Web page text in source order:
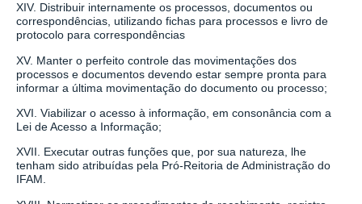
XIV. Distribuir internamente os processos, documentos ou
correspondências, utilizando fichas para processos e livro de
protocolo para correspondências
XV. Manter o perfeito controle das movimentações dos
processos e documentos devendo estar sempre pronta para
informar a última movimentação do documento ou processo;
XVI. Viabilizar o acesso à informação, em consonância com a
Lei de Acesso a Informação;
XVII. Executar outras funções que, por sua natureza, lhe
tenham sido atribuídas pela Pró-Reitoria de Administração do
IFAM.